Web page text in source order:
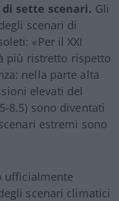
sette scenari. Gli
scenari di
«Per il XXI
più ristretto rispetto
nella parte alta
elevati del
8.5) sono diventati
estremi sono
ufficialmente
scenari climatici